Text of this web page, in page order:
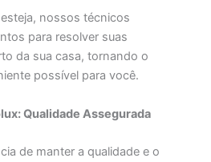
nossos técnicos
para resolver suas
da sua casa, tornando o
possível para você.
Qualidade Assegurada
de manter a qualidade e o